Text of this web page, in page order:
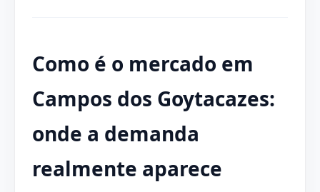
Como é o mercado em
Campos dos Goytacazes:
onde a demanda
realmente aparece